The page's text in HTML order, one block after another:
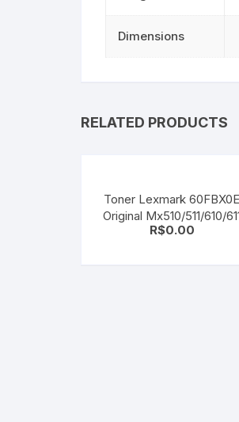
Dimensions
RELATED PRODUCTS
Toner Lexmark 60FBX0E
Original Mx510/511/610/
R$0.00